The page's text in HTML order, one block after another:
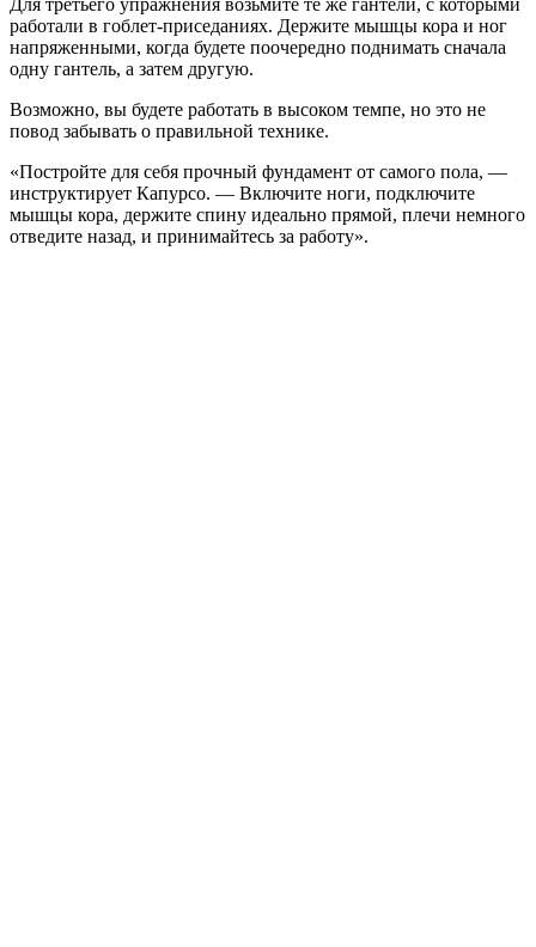
работали в гоблет-приседаниях. Держите мышцы кора и ног
напряженными, когда будете поочередно поднимать сначала
одну гантель, а затем другую.
Возможно, вы будете работать в высоком темпе, но это не
повод забывать о правильной технике.
«Постройте для себя прочный фундамент от самого пола, —
инструктирует Капурсо. — Включите ноги, подключите
мышцы кора, держите спину идеально прямой, плечи немного
отведите назад, и принимайтесь за работу».